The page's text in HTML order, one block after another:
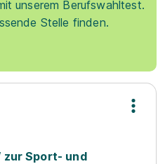
unserem Berufswahltest.
Stelle finden.
zur Sport- und